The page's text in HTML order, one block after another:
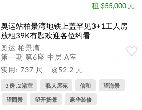
租 $55,000 元
奥运站柏景湾地铁上盖罕见3+1工人房
放租39K有匙欢迎各位约看
奥运 柏景湾
第一期 第6座 中层 A室
实用: 737 尺
@52.2 元
3 房 , 2 浴室 私人屋苑 信和 望海景
望园景 望开扬景 豪华装修